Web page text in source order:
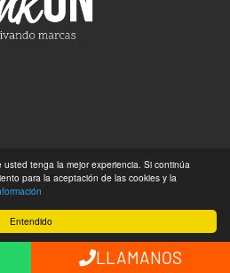
Entendido
tenga la mejor experiencia. Si continúa
para la aceptación de las cookies y la
LLAMANOS
DE MARKETING DIGITAL CON
PERO NUESTRA SEDE ESTÁ EN
METAS.
Rights Reserved.